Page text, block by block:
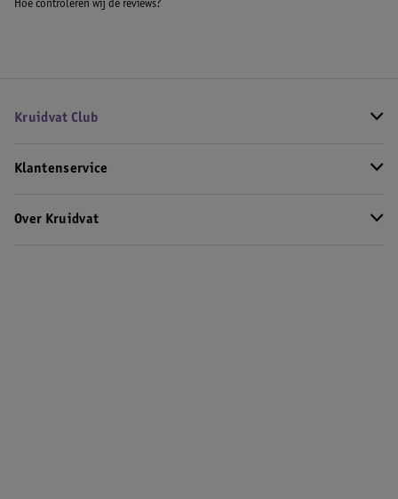
Hoe controleren wij de reviews?
Kruidvat Club
Klantenservice
Over Kruidvat